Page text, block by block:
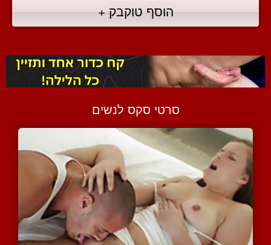
הוסף טוקבק +
סרטי סקס לנשים